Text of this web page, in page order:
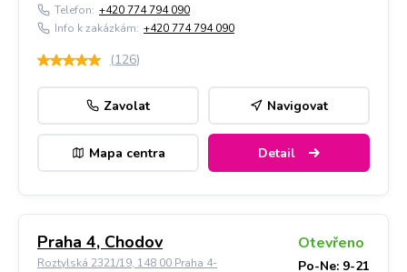
Telefon: +420 774 794 090
Info k zakázkám: +420 774 794 090
(126)
Zavolat Navigovat
Mapa centra Detail
Praha 4, Chodov
Roztylská 2321/19, 148 00 Praha 4-
Otevřeno
Po-Ne: 9-21